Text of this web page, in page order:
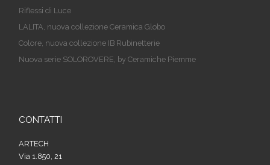
Riflessi di Luce
LALITA, nuova collezione Ceramica Globo
Colore, nuova collezione IB Rubinetterie
Nuova serie SOLOROVERE, by Ceramiche Piemme
CONTATTI
ARTECH
Via 1.850, 21